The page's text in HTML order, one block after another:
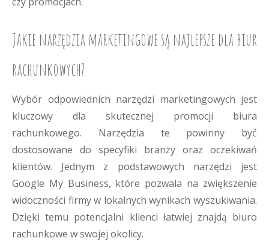
Jakie narzędzia marketingowe są najlepsze dla biur
rachunkowych?
Wybór odpowiednich narzędzi marketingowych jest
kluczowy dla skutecznej promocji biura
rachunkowego. Narzędzia te powinny być
dostosowane do specyfiki branży oraz oczekiwań
klientów. Jednym z podstawowych narzędzi jest
Google My Business, które pozwala na zwiększenie
widoczności firmy w lokalnych wynikach wyszukiwania.
Dzięki temu potencjalni klienci łatwiej znajdą biuro
rachunkowe w swojej okolicy.